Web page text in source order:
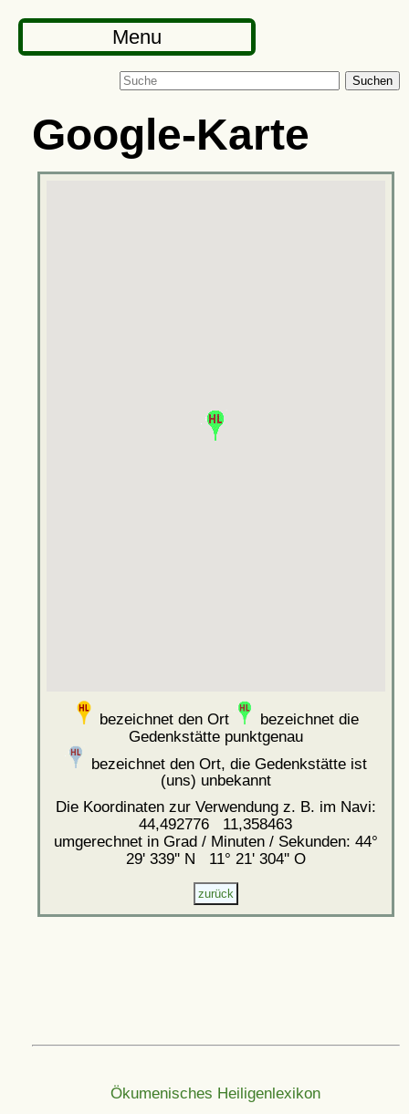
Menu
Suchen
Google-Karte
bezeichnet den Ort
bezeichnet die
Gedenkstätte punktgenau
bezeichnet den Ort, die Gedenkstätte ist
(uns) unbekannt
Die Koordinaten zur Verwendung z. B. im Navi:
44,492776 11,358463
umgerechnet in Grad / Minuten / Sekunden: 44°
29' 339'' N 11° 21' 304'' O
Ökumenisches Heiligenlexikon